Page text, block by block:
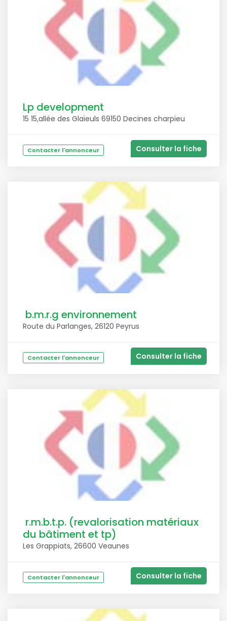
Lp development
15 15,allée des Glaïeuls 69150 Decines charpieu
Contacter l'annonceur Consulter la fiche
b.m.r.g environnement
Route du Parlanges, 26120 Peyrus
Contacter l'annonceur Consulter la fiche
r.m.b.t.p. (revalorisation matériaux
du bâtiment et tp)
Les Grappiats, 26600 Veaunes
Contacter l'annonceur Consulter la fiche